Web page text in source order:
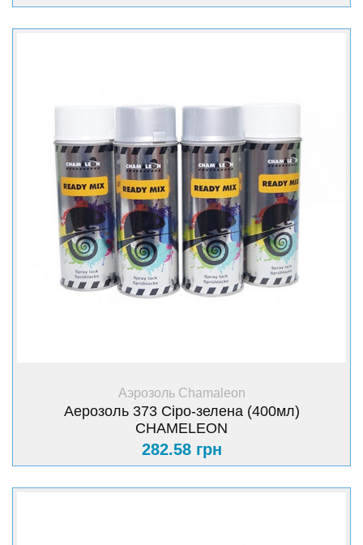
+ Купить
Аэрозоль Chamaleon
Аерозоль 373 Сіро-зелена (400мл)
CHAMELEON
282.58 грн